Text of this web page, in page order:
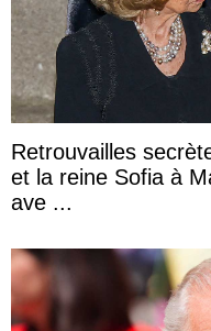
Retrouvailles
et la reine Sofia à
ave ...